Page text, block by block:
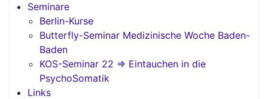
Seminare
Berlin-Kurse
Butterfly-Seminar Medizinische Woche Baden-
Baden
KOS-Seminar 22 => Eintauchen in die
PsychoSomatik
Links